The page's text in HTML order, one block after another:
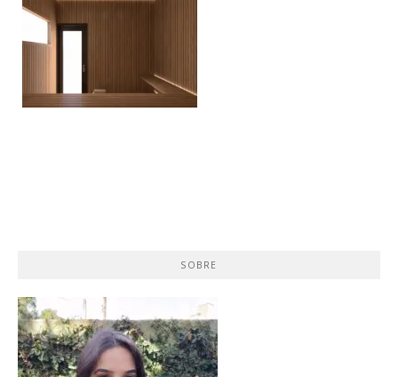
SOBRE